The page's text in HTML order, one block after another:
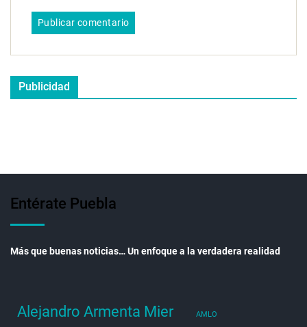
Publicidad
Entérate Puebla
Más que buenas noticias… Un enfoque a la verdadera realidad
Alejandro Armenta Mier AMLO